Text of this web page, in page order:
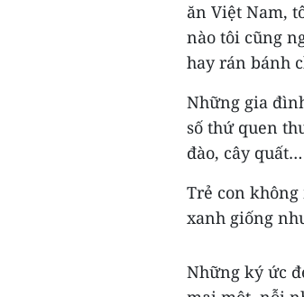
ăn Việt Nam,
nào tôi cũng
hay rán bánh
Những gia
số thứ quen
đào, cây quất…
Trẻ con
xanh giống
Những ký ức